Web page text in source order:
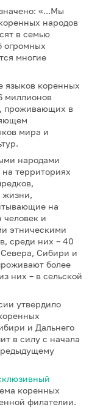
«...Мы
народов
в семью
огромных
многие
языков коренных
миллионов
проживающих в
мира и
народами
территориях
жизни,
на
человек и
этническими
среди них – 40
Сибири и
более
них – в сельской
утвердило
и Дальнего
в силу с начала
коренных
филателии.